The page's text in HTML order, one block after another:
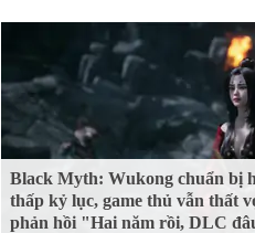
Black Myth: Wukong chuẩn bị
thấp kỷ lục, game thủ vẫn thất
phản hồi "Hai năm rồi, DLC